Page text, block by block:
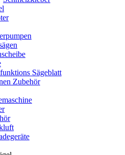
Sägeblatt
Zubehör